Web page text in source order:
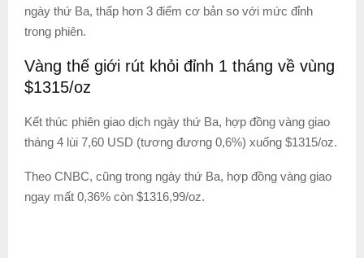
ngày thứ Ba, thấp hơn 3 điểm cơ bản so với mức đỉnh
trong phiên.
Vàng thế giới rút khỏi đỉnh 1 tháng về vùng
$1315/oz
Kết thúc phiên giao dịch ngày thứ Ba, hợp đồng vàng giao
tháng 4 lùi 7,60 USD (tương đương 0,6%) xuống $1315/oz.
Theo CNBC, cũng trong ngày thứ Ba, hợp đồng vàng giao
ngay mất 0,36% còn $1316,99/oz.